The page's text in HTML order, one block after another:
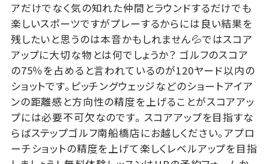
アだけでなく気の知れた仲間とラウンドするだけでも
楽しいスポーツですがプレーするからには良い結果を
残したいと思うのは本音かもしれません💦ではスコア
アップに大切な物とは何でしょうか？ ゴルフのスコア
の75％を占めると言われているのが120ヤード以内の
ショットです。ピッチングウェッジなどのショートアイア
ンの距離感と方向性の精度を上げることがスコアアッ
プには必要不可欠なのです。 スコアアップを目指すな
らばステップゴルフ南船橋店にお越しください。アプロ
ーチショットの精度を上げて楽しくレベルアップを目指